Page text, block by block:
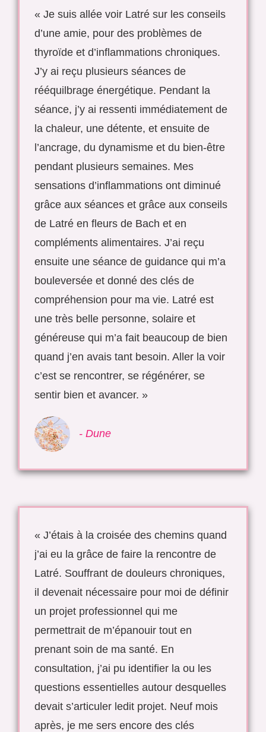
« Je suis allée voir Latré sur les conseils
d’une amie, pour des problèmes de
thyroïde et d’inflammations chroniques.
J’y ai reçu plusieurs séances de
rééquilbrage énergétique. Pendant la
séance, j’y ai ressenti immédiatement de
la chaleur, une détente, et ensuite de
l’ancrage, du dynamisme et du bien-être
pendant plusieurs semaines. Mes
sensations d’inflammations ont diminué
grâce aux séances et grâce aux conseils
de Latré en fleurs de Bach et en
compléments alimentaires. J’ai reçu
ensuite une séance de guidance qui m’a
bouleversée et donné des clés de
compréhension pour ma vie. Latré est
une très belle personne, solaire et
généreuse qui m’a fait beaucoup de bien
quand j’en avais tant besoin. Aller la voir
c’est se rencontrer, se régénérer, se
sentir bien et avancer. »
- Dune
« J’étais à la croisée des chemins quand
j’ai eu la grâce de faire la rencontre de
Latré. Souffrant de douleurs chroniques,
il devenait nécessaire pour moi de définir
un projet professionnel qui me
permettrait de m’épanouir tout en
prenant soin de ma santé. En
consultation, j’ai pu identifier la ou les
questions essentielles autour desquelles
devait s’articuler ledit projet. Neuf mois
après, je me sers encore des clés